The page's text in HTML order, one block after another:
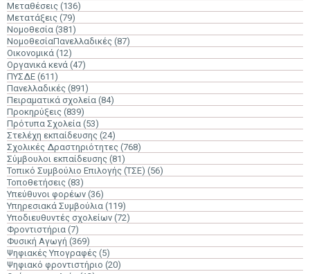
Μεταθέσεις (136)
Μετατάξεις (79)
Νομοθεσία (381)
ΝομοθεσίαΠανελλαδικές (87)
Οικονομικά (12)
Οργανικά κενά (47)
ΠΥΣΔΕ (611)
Πανελλαδικές (891)
Πειραματικά σχολεία (84)
Προκηρύξεις (839)
Πρότυπα Σχολεία (53)
Στελέχη εκπαίδευσης (24)
Σχολικές Δραστηριότητες (768)
Σύμβουλοι εκπαίδευσης (81)
Τοπικό Συμβούλιο Επιλογής (ΤΣΕ) (56)
Τοποθετήσεις (83)
Υπεύθυνοι φορέων (36)
Υπηρεσιακά Συμβούλια (119)
Υποδιευθυντές σχολείων (72)
Φροντιστήρια (7)
Φυσική Αγωγή (369)
Ψηφιακές Υπογραφές (5)
Ψηφιακό φροντιστήριο (20)